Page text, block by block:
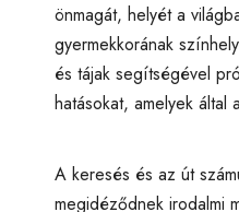
önmagát, helyét a
gyermekkorának
és tájak segítségével
hatásokat, amelyek által
A keresés és az út
megidéződnek irodalmi